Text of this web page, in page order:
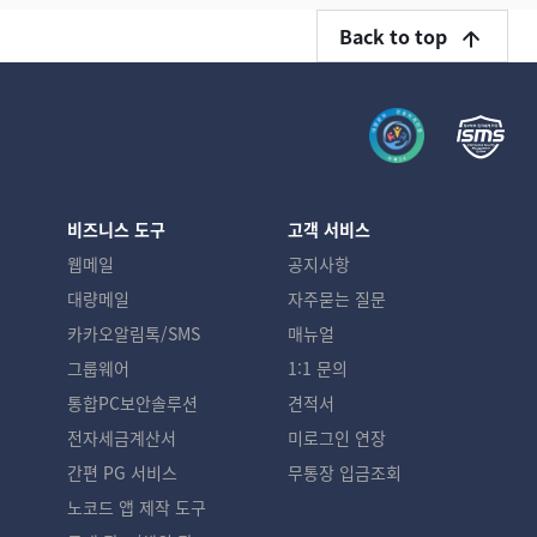
비즈니스 도구
웹메일
대량메일
카카오알림톡/SMS
그룹웨어
통합PC보안솔루션
전자세금계산서
간편 PG 서비스
노코드 앱 제작 도구
고객 서비스
공지사항
자주묻는 질문
매뉴얼
1:1 문의
견적서
미로그인 연장
무통장 입금조회
Back to top